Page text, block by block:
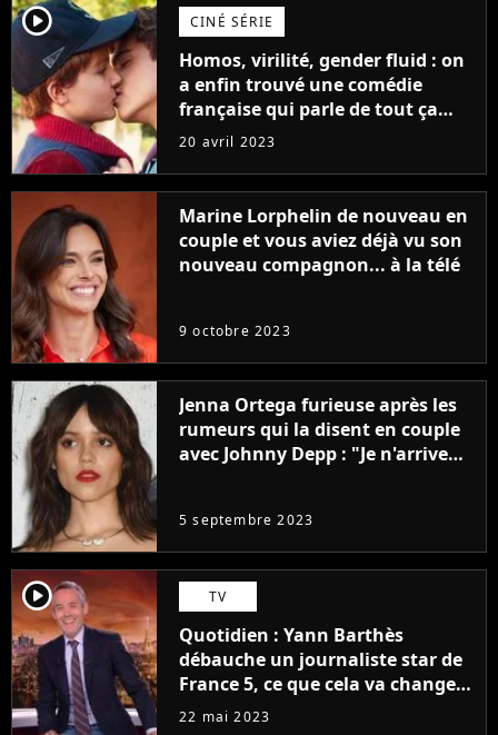
player2 CINÉ SÉRIE
Homos, virilité, gender fluid : on
a enfin trouvé une comédie
française qui parle de tout ça
sans être super ringarde
20 avril 2023
Marine Lorphelin de nouveau en
couple et vous aviez déjà vu son
nouveau compagnon... à la télé
9 octobre 2023
Jenna Ortega furieuse après les
rumeurs qui la disent en couple
avec Johnny Depp : "Je n'arrive
5 septembre 2023
player2 TV
Quotidien : Yann Barthès
débauche un journaliste star de
France 5, ce que cela va changer
à la rentrée
22 mai 2023